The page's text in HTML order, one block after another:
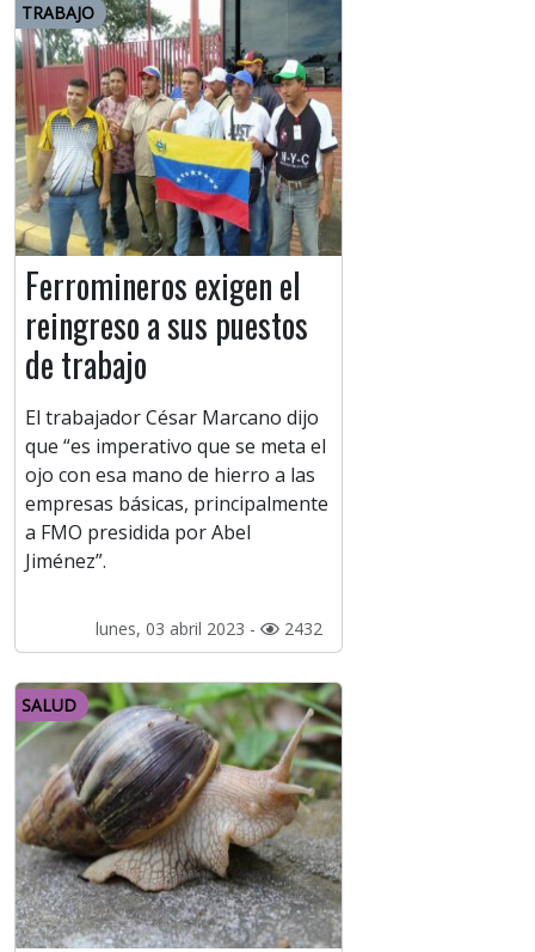
TRABAJO
Ferromineros exigen el
reingreso a sus puestos
de trabajo
El trabajador César Marcano dijo
que “es imperativo que se meta el
ojo con esa mano de hierro a las
empresas básicas, principalmente
a FMO presidida por Abel
Jiménez”.
lunes, 03 abril 2023 - 2432
SALUD